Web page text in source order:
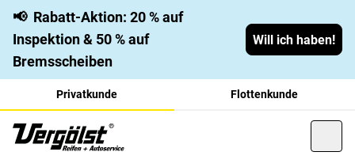
📢 Rabatt-Aktion: 20 % auf
Inspektion & 50 % auf
Bremsscheiben
Will ich haben!
Privatkunde Flottenkunde